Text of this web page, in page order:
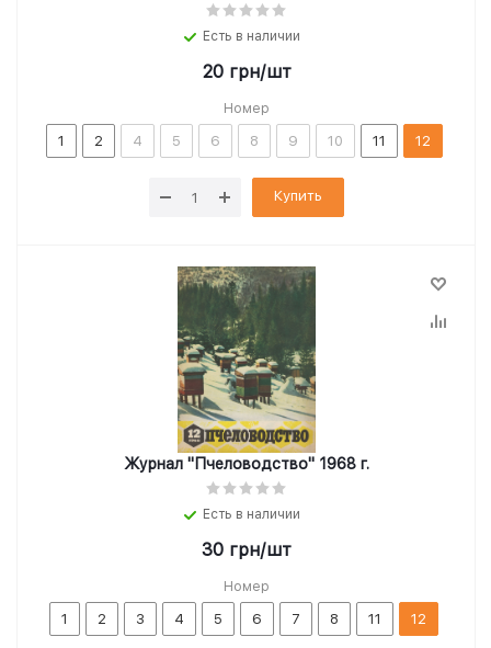
Есть в наличии
20грн/шт
Номер
1 2 4 5 6 8 9 10 11 12
Купить
Журнал "Пчеловодство" 1968 г.
Есть в наличии
30 грн/шт
Номер
1 2 3 4 5 6 7 8 11 12